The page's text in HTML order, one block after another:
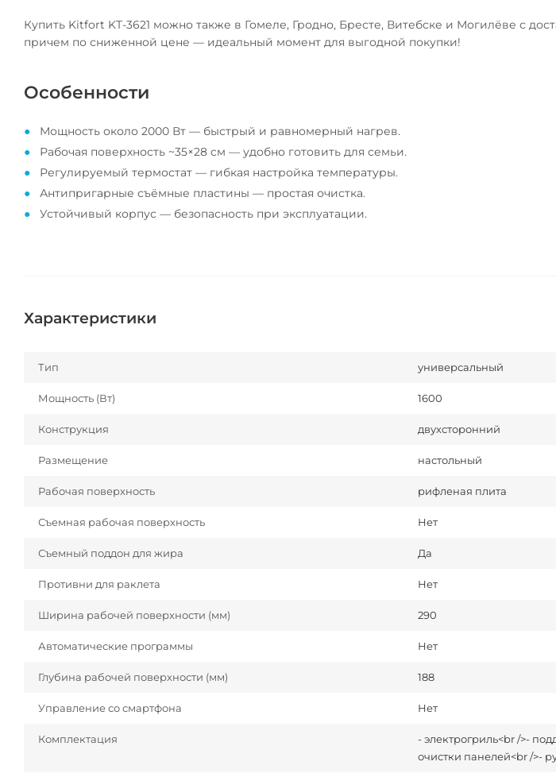
Купить Kitfort KT-3621 можно также в Гомеле, Гродно, Бресте, Витебске и Могилёве с
причем по сниженной цене — идеальный момент для выгодной покупки!
Особенности
Мощность около 2000 Вт — быстрый и равномерный нагрев.
Рабочая поверхность ~35×28 см — удобно готовить для семьи.
Регулируемый термостат — гибкая настройка температуры.
Антипригарные съёмные пластины — простая очистка.
Устойчивый корпус — безопасность при эксплуатации.
Характеристики
Тип универсальный
Мощность (Вт) 1600
Конструкция двухсторонний
Размещение настольный
Рабочая поверхность рифленая плита
Съемная рабочая поверхность Нет
Съемный поддон для жира Да
Противни для раклета Нет
Ширина рабочей поверхности (мм) 290
Автоматические программы Нет
Глубина рабочей поверхности (мм) 188
Управление со смартфона Нет
Комплектация
- электрогриль<br />-
очистки панелей<br />-